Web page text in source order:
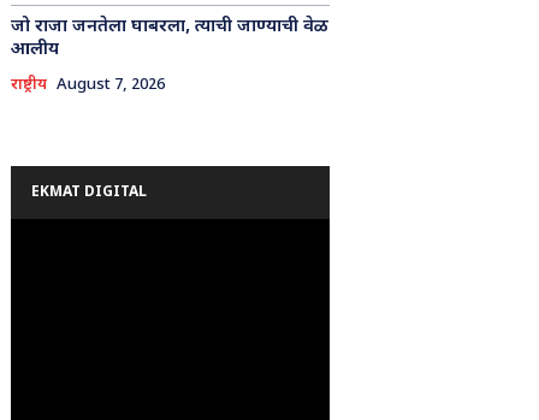
जो राजा जनतेला घाबरला, त्याची जाण्याची वेळ
आलीय
राष्ट्रीय August 7, 2026
EKMAT DIGITAL